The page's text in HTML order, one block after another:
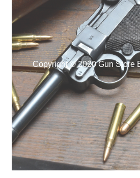
Copyright © 2020 Gun Store